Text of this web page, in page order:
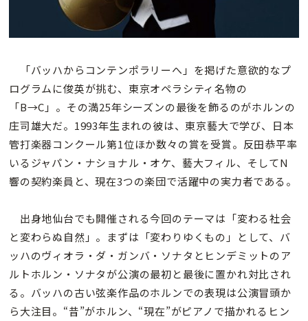
「バッハからコンテンポラリーへ」を掲げた意欲的なプ
ログラムに俊英が挑む、東京オペラシティ名物の
「B→C」。その満25年シーズンの最後を飾るのがホルンの
庄司雄大だ。1993年生まれの彼は、東京藝大で学び、日本
管打楽器コンクール第1位ほか数々の賞を受賞。反田恭平率
いるジャパン・ナショナル・オケ、藝大フィル、そしてN
響の契約楽員と、現在3つの楽団で活躍中の実力者である。
出身地仙台でも開催される今回のテーマは「変わる社会
と変わらぬ自然」。まずは「変わりゆくもの」として、バ
ッハのヴィオラ・ダ・ガンバ・ソナタとヒンデミットのア
ルトホルン・ソナタが公演の最初と最後に置かれ対比され
る。バッハの古い弦楽作品のホルンでの表現は公演冒頭か
ら大注目。“昔”がホルン、“現在”がピアノで描かれるヒン